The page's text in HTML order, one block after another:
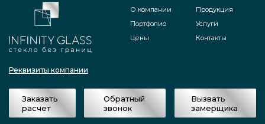
Реквизиты компании
О компании
Портфолио
Цены
Продукция
Услуги
Контакты
Заказать
расчет
Обратный
звонок
Вызвать
замерщика